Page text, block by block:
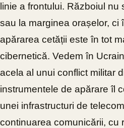
linie a frontului. Războiul
sau la marginea orașelor, ci
apărarea cetății este în tot
cibernetică. Vedem în
acela al unui conflict militar
instrumentele de apărare îl
unei infrastructuri de
continuarea comunicării, cu